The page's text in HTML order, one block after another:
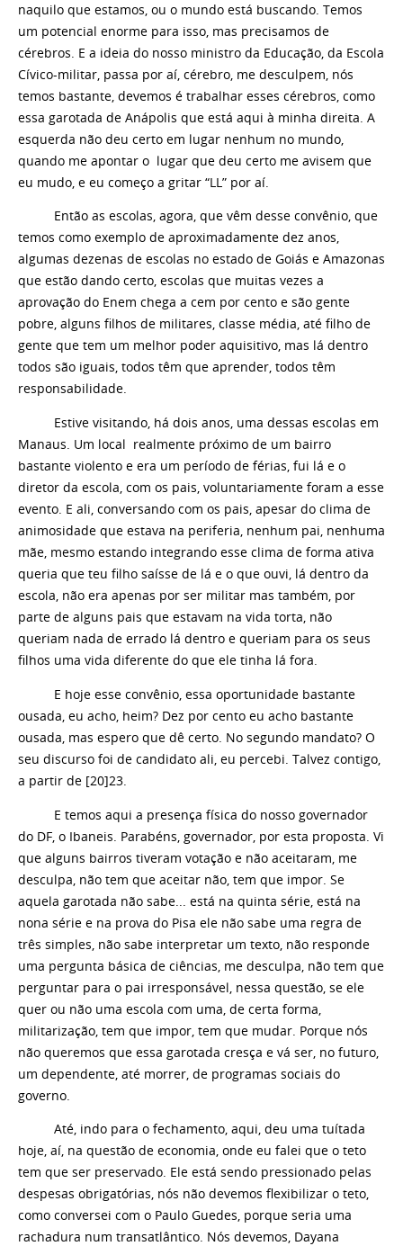
naquilo que estamos, ou o mundo está buscando. Temos
um potencial enorme para isso, mas precisamos de
cérebros. E a ideia do nosso ministro da Educação, da Escola
Cívico-militar, passa por aí, cérebro, me desculpem, nós
temos bastante, devemos é trabalhar esses cérebros, como
essa garotada de Anápolis que está aqui à minha direita. A
esquerda não deu certo em lugar nenhum no mundo,
quando me apontar o lugar que deu certo me avisem que
eu mudo, e eu começo a gritar “LL” por aí.
Então as escolas, agora, que vêm desse convênio, que
temos como exemplo de aproximadamente dez anos,
algumas dezenas de escolas no estado de Goiás e Amazonas
que estão dando certo, escolas que muitas vezes a
aprovação do Enem chega a cem por cento e são gente
pobre, alguns filhos de militares, classe média, até filho de
gente que tem um melhor poder aquisitivo, mas lá dentro
todos são iguais, todos têm que aprender, todos têm
responsabilidade.
Estive visitando, há dois anos, uma dessas escolas em
Manaus. Um local realmente próximo de um bairro
bastante violento e era um período de férias, fui lá e o
diretor da escola, com os pais, voluntariamente foram a esse
evento. E ali, conversando com os pais, apesar do clima de
animosidade que estava na periferia, nenhum pai, nenhuma
mãe, mesmo estando integrando esse clima de forma ativa
queria que teu filho saísse de lá e o que ouvi, lá dentro da
escola, não era apenas por ser militar mas também, por
parte de alguns pais que estavam na vida torta, não
queriam nada de errado lá dentro e queriam para os seus
filhos uma vida diferente do que ele tinha lá fora.
E hoje esse convênio, essa oportunidade bastante
ousada, eu acho, heim? Dez por cento eu acho bastante
ousada, mas espero que dê certo. No segundo mandato? O
seu discurso foi de candidato ali, eu percebi. Talvez contigo,
a partir de [20]23.
E temos aqui a presença física do nosso governador
do DF, o Ibaneis. Parabéns, governador, por esta proposta. Vi
que alguns bairros tiveram votação e não aceitaram, me
desculpa, não tem que aceitar não, tem que impor. Se
aquela garotada não sabe... está na quinta série, está na
nona série e na prova do Pisa ele não sabe uma regra de
três simples, não sabe interpretar um texto, não responde
uma pergunta básica de ciências, me desculpa, não tem que
perguntar para o pai irresponsável, nessa questão, se ele
quer ou não uma escola com uma, de certa forma,
militarização, tem que impor, tem que mudar. Porque nós
não queremos que essa garotada cresça e vá ser, no futuro,
um dependente, até morrer, de programas sociais do
governo.
Até, indo para o fechamento, aqui, deu uma tuítada
hoje, aí, na questão de economia, onde eu falei que o teto
tem que ser preservado. Ele está sendo pressionado pelas
despesas obrigatórias, nós não devemos flexibilizar o teto,
como conversei com o Paulo Guedes, porque seria uma
rachadura num transatlântico. Nós devemos, Dayana